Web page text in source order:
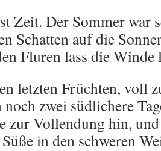
Zeit. Der Sommer war
Schatten auf die
Fluren lass die Winde
letzten Früchten, voll
zwei südlichere
zur Vollendung hin,
in den schweren